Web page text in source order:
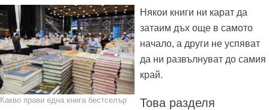
Какво прави една книга бестселър
Някои книги ни карат да
затаим дъх още в самото
начало, а други не успяват
да ни развълнуват до самия
край.
Това разделя